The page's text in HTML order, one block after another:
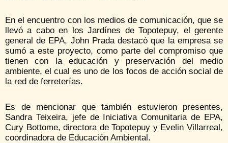
En el encuentro con los medios de comunicación, que se
llevó a cabo en los Jardínes de Topotepuy, el gerente
general de EPA, John Prada destacó que la empresa se
sumó a este proyecto, como parte del compromiso que
tienen con la educación y preservación del medio
ambiente, el cual es uno de los focos de acción social de
la red de ferreterías.
Es de mencionar que también estuvieron presentes,
Sandra Teixeira, jefe de Iniciativa Comunitaria de EPA,
Cury Bottome, directora de Topotepuy y Evelin Villarreal,
coordinadora de Educación Ambiental.